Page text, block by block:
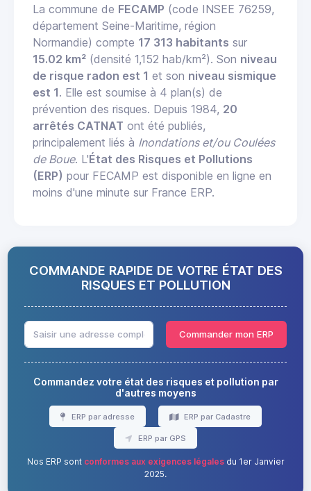
La commune de FECAMP (code INSEE 76259,
département Seine-Maritime, région
Normandie) compte 17 313 habitants sur
15.02 km² (densité 1,152 hab/km²). Son niveau
de risque radon est 1 et son niveau sismique
est 1. Elle est soumise à 4 plan(s) de
prévention des risques. Depuis 1984, 20
arrêtés CATNAT ont été publiés,
principalement liés à Inondations et/ou Coulées
de Boue. L'État des Risques et Pollutions
(ERP) pour FECAMP est disponible en ligne en
moins d'une minute sur France ERP.
COMMANDE RAPIDE DE VOTRE ÉTAT DES
RISQUES ET POLLUTION
Commander mon ERP
Commandez votre état des risques et pollution par
d'autres moyens
ERP par adresse ERP par Cadastre
ERP par GPS
Nos ERP sont conformes aux exigences légalesdu 1er Janvier
2025.